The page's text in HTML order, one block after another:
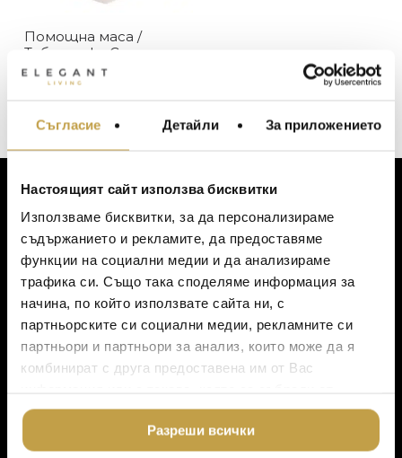
Съгласие Детайли За приложението
Настоящият сайт използва бисквитки
Използваме бисквитки, за да персонализираме
съдържанието и рекламите, да предоставяме
функции на социални медии и да анализираме
трафика си. Също така споделяме информация за
начина, по който използвате сайта ни, с
партньорските си социални медии, рекламните си
партньори и партньори за анализ, които може да я
комбинират с друга предоставена им от Вас
ползването от Ваша страна на услугите им.
Разреши всички
В наличност
Изчерпан, с опция за поръчка
ЦВЯТ
Сребристо
Помощна маса /
Табуретка Cones
Shiny Silver Zuiver
249€ (487.00 лв.)
ЗА КЛИЕНТИ
Моят профил
Списък с желания
Количка
Доставка
Ваучер за подарък
Политика за поверителност
Онлайн пазаруване
ПРОДУКТОВИ КАТЕГОРИИ
МЕБЕЛИ ЗА ДОМА И
ЗА МАСАТА
ТЕКСТИЛ ЗА ДОМА
АРОМАТИ ЗА ДОМА
ИЗКУСТВО И КНИГИ
ВИСОК КЛАС
МЕБЕЛИ
ПОДАРЪЦИ
BACCARAT
TOM DIXON
MICHAEL ARAM
ASSOULINE
SELETTI
DOLCE & GABBANA
ETHNICRAFT